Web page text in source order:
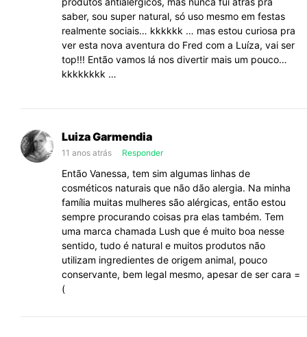
saber, sou super natural, só uso mesmo em festas
realmente sociais… kkkkkk … mas estou curiosa pra
ver esta nova aventura do Fred com a Luíza, vai ser
top!!! Então vamos lá nos divertir mais um pouco…
kkkkkkkk …
Luiza Garmendia
11 anos atrás Responder
Então Vanessa, tem sim algumas linhas de
cosméticos naturais que não dão alergia. Na minha
família muitas mulheres são alérgicas, então estou
sempre procurando coisas pra elas também. Tem
uma marca chamada Lush que é muito boa nesse
sentido, tudo é natural e muitos produtos não
utilizam ingredientes de origem animal, pouco
conservante, bem legal mesmo, apesar de ser cara =
(